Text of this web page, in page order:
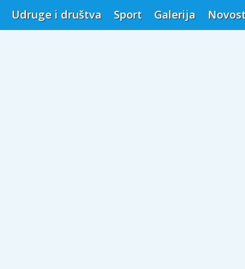
Udruge i društva Sport Galerija